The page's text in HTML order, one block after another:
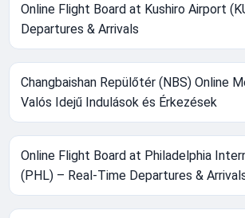
Online Flight Board at Kushiro Airport
Departures & Arrivals
Changbaishan Repülőtér (NBS) Online
Valós Idejű Indulások és Érkezések
Online Flight Board at Philadelphia
(PHL) – Real-Time Departures &